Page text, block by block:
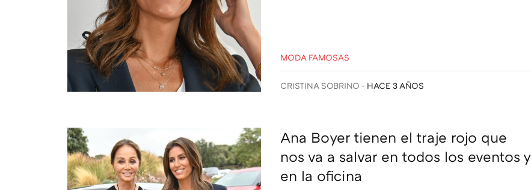
MODA FAMOSAS
CRISTINA SOBRINO HACE 3 AÑOS
Ana Boyer tienen el traje rojo que
nos va a salvar en todos los eventos y
en la oficina